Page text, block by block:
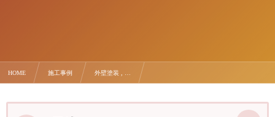
HOME 施工事例 外壁塗装 , …